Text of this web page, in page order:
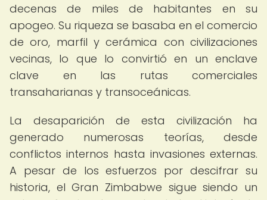
decenas de miles de habitantes en su
apogeo. Su riqueza se basaba en el comercio
de oro, marfil y cerámica con civilizaciones
vecinas, lo que lo convirtió en un enclave
clave en las rutas comerciales
transaharianas y transoceánicas.
La desaparición de esta civilización ha
generado numerosas teorías, desde
conflictos internos hasta invasiones externas.
A pesar de los esfuerzos por descifrar su
historia, el Gran Zimbabwe sigue siendo un